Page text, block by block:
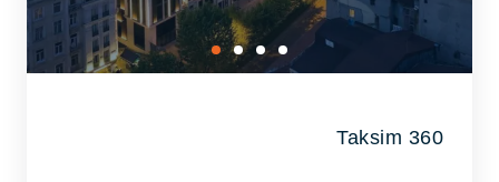
Taksim 360